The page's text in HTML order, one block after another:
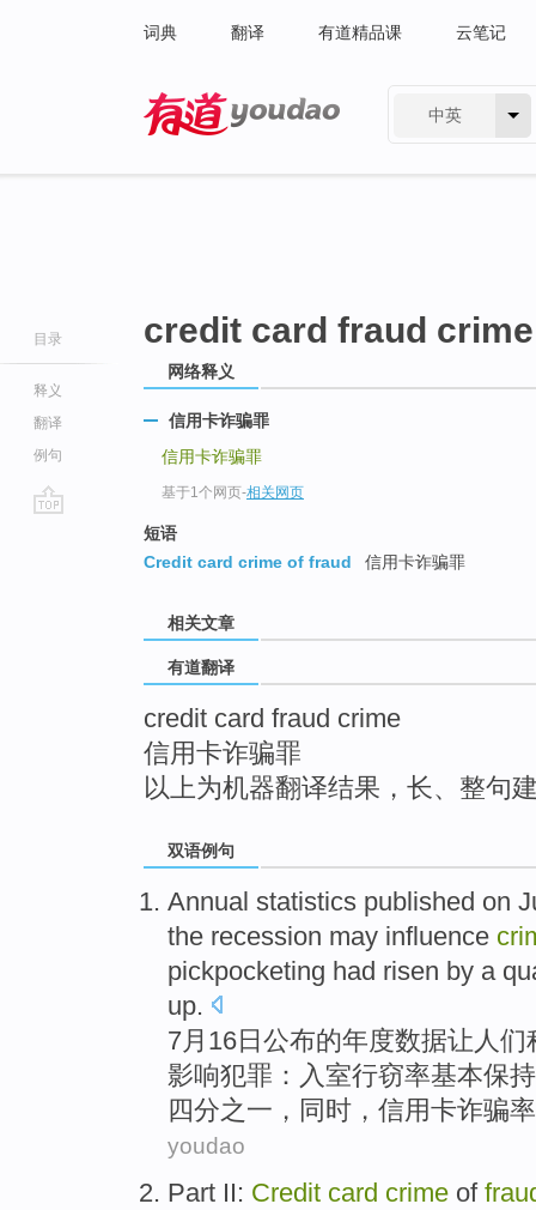
词典 翻译 有道精品课 云笔记
中英
目录
释义
翻译
例句
credit card fraud crime
网络释义
信用卡诈骗罪
信用卡诈骗罪
基于1个网页-相关网页
短语
Credit card crime of fraud
信用卡诈骗罪
相关文章
有道翻译
credit card fraud crime
信用卡诈骗罪
以上为机器翻译结果，长、整句
双语例句
Annual statistics published on
the recession may influence
pickpocketing had risen by a
up.
7月 16日公布的年度数据让 人们
影响犯罪 ： 入室行窃率基本保
四分之一 ，同时， 信用卡诈骗
youdao
Part II: Credit card crime of